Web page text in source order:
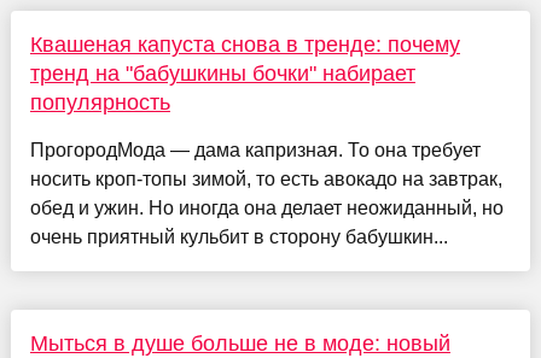
Квашеная капуста снова в тренде: почему
тренд на "бабушкины бочки" набирает
популярность
ПрогородМода — дама капризная. То она требует
носить кроп-топы зимой, то есть авокадо на завтрак,
обед и ужин. Но иногда она делает неожиданный, но
очень приятный кульбит в сторону бабушкин...
Мыться в душе больше не в моде: новый